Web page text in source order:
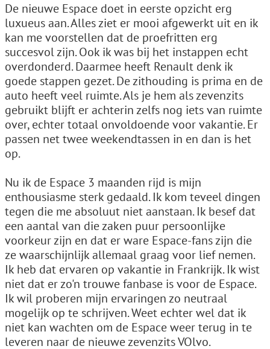
De nieuwe Espace doet in eerste opzicht erg
luxueus aan. Alles ziet er mooi afgewerkt uit en ik
kan me voorstellen dat de proefritten erg
succesvol zijn. Ook ik was bij het instappen echt
overdonderd. Daarmee heeft Renault denk ik
goede stappen gezet. De zithouding is prima en de
auto heeft veel ruimte. Als je hem als zevenzits
gebruikt blijft er achterin zelfs nog iets van ruimte
over, echter totaal onvoldoende voor vakantie. Er
passen net twee weekendtassen in en dan is het
op.
Nu ik de Espace 3 maanden rijd is mijn
enthousiasme sterk gedaald. Ik kom teveel dingen
tegen die me absoluut niet aanstaan. Ik besef dat
een aantal van die zaken puur persoonlijke
voorkeur zijn en dat er ware Espace-fans zijn die
ze waarschijnlijk allemaal graag voor lief nemen.
Ik heb dat ervaren op vakantie in Frankrijk. Ik wist
niet dat er zo'n trouwe fanbase is voor de Espace.
Ik wil proberen mijn ervaringen zo neutraal
mogelijk op te schrijven. Weet echter wel dat ik
niet kan wachten om de Espace weer terug in te
leveren naar de nieuwe zevenzits VOlvo.